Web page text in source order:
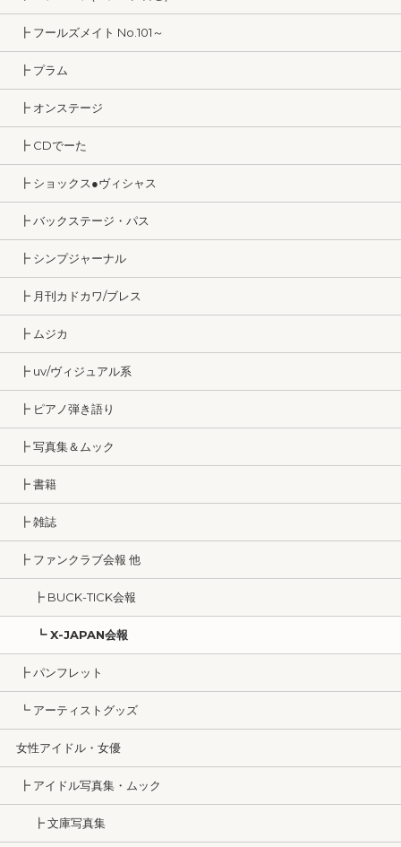
┣ フールズメイト No.101～
┣ プラム
┣ オンステージ
┣ CDでーた
┣ ショックス●ヴィシャス
┣ バックステージ・パス
┣ シンプジャーナル
┣ 月刊カドカワ/ブレス
┣ ムジカ
┣ uv/ヴィジュアル系
┣ ピアノ弾き語り
┣ 写真集＆ムック
┣ 書籍
┣ 雑誌
┣ ファンクラブ会報 他
┣ BUCK-TICK会報
┗ X-JAPAN会報
┣ パンフレット
┗ アーティストグッズ
女性アイドル・女優
┣ アイドル写真集・ムック
┣ 文庫写真集